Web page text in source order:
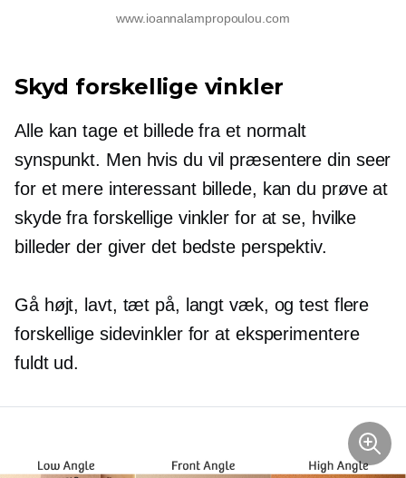
www.ioannalampropoulou.com
Skyd forskellige vinkler
Alle kan tage et billede fra et normalt
synspunkt. Men hvis du vil præsentere din seer
for et mere interessant billede, kan du prøve at
skyde fra forskellige vinkler for at se, hvilke
billeder der giver det bedste perspektiv.
Gå højt, lavt, tæt på, langt væk, og test flere
forskellige sidevinkler for at eksperimentere
fuldt ud.